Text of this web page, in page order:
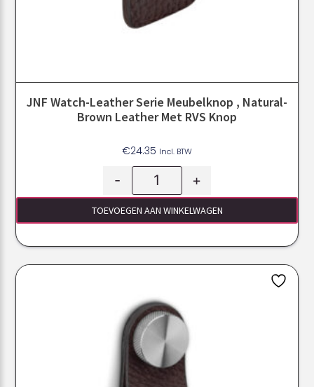
JNF Watch-Leather Serie Meubelknop , Natural-
Brown Leather Met RVS Knop
€24.35 Incl. BTW
- +
TOEVOEGEN AAN WINKELWAGEN